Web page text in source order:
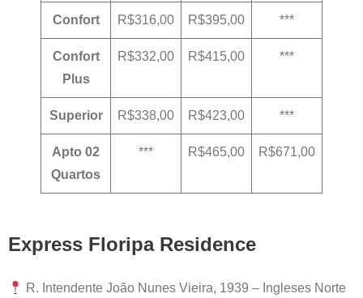
Confort R$316,00 R$395,00 ***
Confort
Plus
R$332,00 R$415,00 ***
Superior R$338,00 R$423,00 ***
Apto 02
Quartos
*** R$465,00 R$671,00
Express Floripa Residence
R. Intendente João Nunes Vieira, 1939 – Ingleses Norte